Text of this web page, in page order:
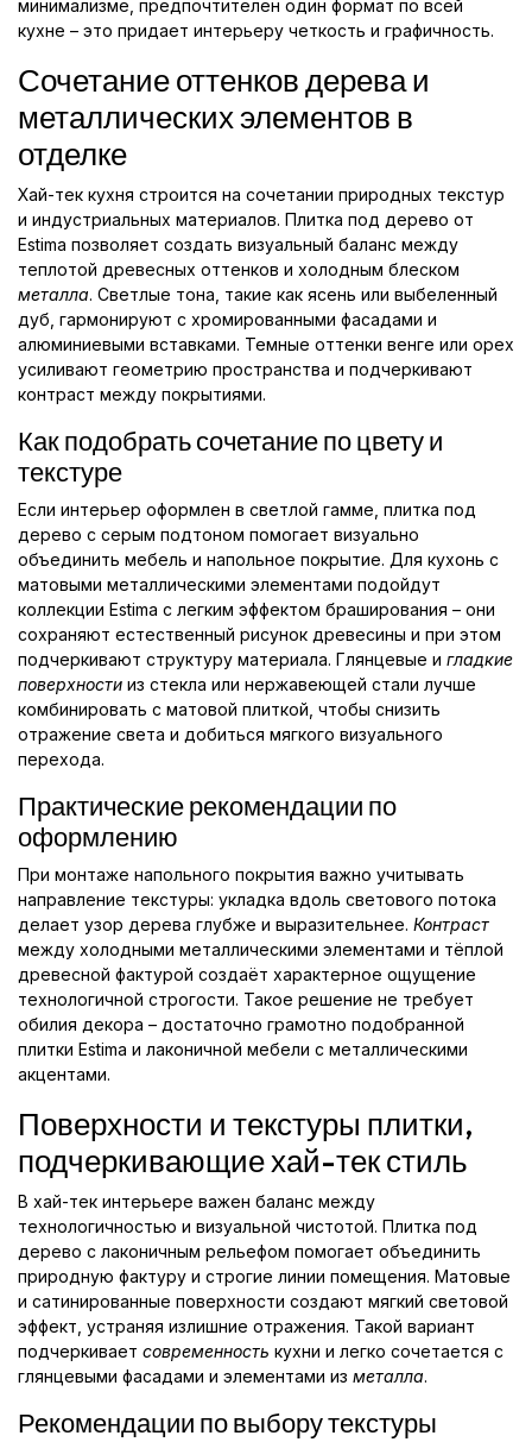
минимализме, предпочтителен один формат по всей
кухне – это придает интерьеру четкость и графичность.
Сочетание оттенков дерева и
металлических элементов в
отделке
Хай-тек кухня строится на сочетании природных текстур
и индустриальных материалов. Плитка под дерево от
Estima позволяет создать визуальный баланс между
теплотой древесных оттенков и холодным блеском
металла. Светлые тона, такие как ясень или выбеленный
дуб, гармонируют с хромированными фасадами и
алюминиевыми вставками. Темные оттенки венге или орех
усиливают геометрию пространства и подчеркивают
контраст между покрытиями.
Как подобрать сочетание по цвету и
текстуре
Если интерьер оформлен в светлой гамме, плитка под
дерево с серым подтоном помогает визуально
объединить мебель и напольное покрытие. Для кухонь с
матовыми металлическими элементами подойдут
коллекции Estima с легким эффектом браширования – они
сохраняют естественный рисунок древесины и при этом
подчеркивают структуру материала. Глянцевые и гладкие
поверхности из стекла или нержавеющей стали лучше
комбинировать с матовой плиткой, чтобы снизить
отражение света и добиться мягкого визуального
перехода.
Практические рекомендации по
оформлению
При монтаже напольного покрытия важно учитывать
направление текстуры: укладка вдоль светового потока
делает узор дерева глубже и выразительнее. Контраст
между холодными металлическими элементами и тёплой
древесной фактурой создаёт характерное ощущение
технологичной строгости. Такое решение не требует
обилия декора – достаточно грамотно подобранной
плитки Estima и лаконичной мебели с металлическими
акцентами.
Поверхности и текстуры плитки,
подчеркивающие хай-тек стиль
В хай-тек интерьере важен баланс между
технологичностью и визуальной чистотой. Плитка под
дерево с лаконичным рельефом помогает объединить
природную фактуру и строгие линии помещения. Матовые
и сатинированные поверхности создают мягкий световой
эффект, устраняя излишние отражения. Такой вариант
подчеркивает современность кухни и легко сочетается с
глянцевыми фасадами и элементами из металла.
Рекомендации по выбору текстуры